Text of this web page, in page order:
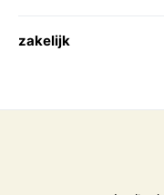
zakelijk